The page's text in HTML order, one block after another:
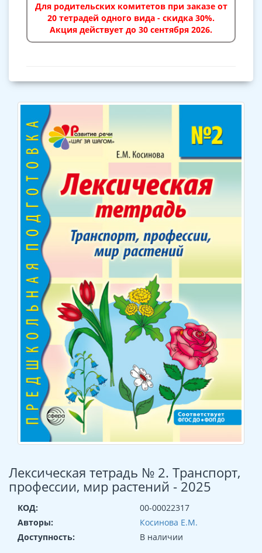
Для родительских комитетов при заказе от
20 тетрадей одного вида - скидка 30%.
Акция действует до 30 сентября 2026.
Лексическая тетрадь № 2. Транспорт,
профессии, мир растений - 2025
КОД:
00-00022317
Авторы:
Косинова Е.М.
Доступность:
В наличии